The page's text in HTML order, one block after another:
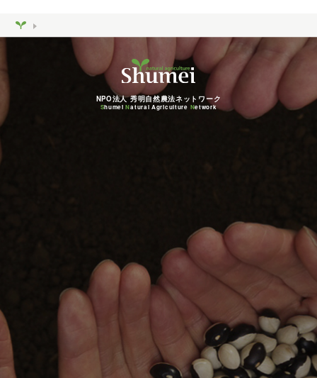
NPO法人 秀明自然農法ネットワーク
ShumeiNatural Agriculture Network